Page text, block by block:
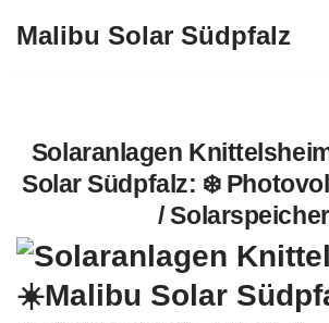
Malibu Solar Südpfalz
Solaranlagen
Solar Südpfalz: ❄️
/ Solarspeicher